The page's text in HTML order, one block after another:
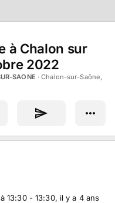
à Chalon sur
2022
SAONE ·Chalon-sur-Saône,
13:30 - 13:30, il y a 4 ans